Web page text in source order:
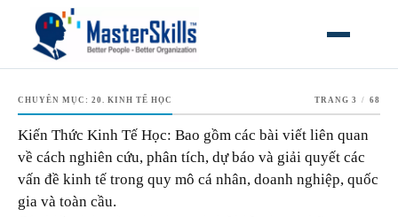
MỞ MENU
CHUYÊN MỤC: 20. KINH TẾ HỌC TRANG 3 / 68
Kiến Thức Kinh Tế Học: Bao gồm các bài viết liên quan
về cách nghiên cứu, phân tích, dự báo và giải quyết các
vấn đề kinh tế trong quy mô cá nhân, doanh nghiệp, quốc
gia và toàn cầu.